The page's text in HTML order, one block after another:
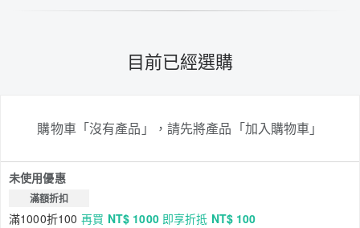
目前已經選購
購物車「沒有產品」，請先將產品「加入購物車」
未使用優惠
滿額折扣
滿1000折100 再買 NT$ 1000即享折抵 NT$ 100